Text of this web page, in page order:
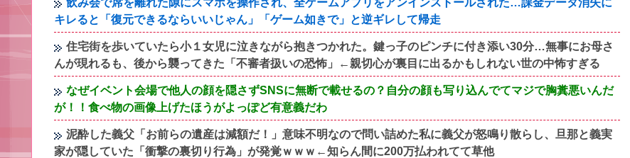
キレると「復元できるならいいじゃん」「ゲーム如きで」と逆ギレして帰走
住宅街を歩いていたら小１女児に泣きながら抱きつかれた。鍵っ子のピンチに付き添い30分…無事にお母さ
んが現れるも、後から襲ってきた「不審者扱いの恐怖」←親切心が裏目に出るかもしれない世の中怖すぎる
なぜイベント会場で他人の顔を隠さずSNSに無断で載せるの？自分の顔も写り込んでてマジで胸糞悪いんだ
が！！食べ物の画像上げたほうがよっぽど有意義だわ
泥酔した義父「お前らの遺産は減額だ！」意味不明なので問い詰めた私に義父が怒鳴り散らし、旦那と義実
家が隠していた「衝撃の裏切り行為」が発覚ｗｗｗ←知らん間に200万払われてて草他